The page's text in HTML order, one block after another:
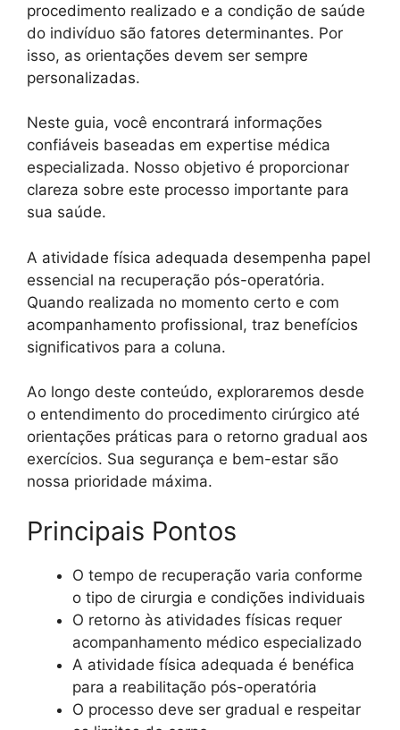
procedimento realizado e a condição de saúde
do indivíduo são fatores determinantes. Por
isso, as orientações devem ser sempre
personalizadas.
Neste guia, você encontrará informações
confiáveis baseadas em expertise médica
especializada. Nosso objetivo é proporcionar
clareza sobre este processo importante para
sua saúde.
A atividade física adequada desempenha papel
essencial na recuperação pós-operatória.
Quando realizada no momento certo e com
acompanhamento profissional, traz benefícios
significativos para a coluna.
Ao longo deste conteúdo, exploraremos desde
o entendimento do procedimento cirúrgico até
orientações práticas para o retorno gradual aos
exercícios. Sua segurança e bem-estar são
nossa prioridade máxima.
Principais Pontos
O tempo de recuperação varia conforme
o tipo de cirurgia e condições individuais
O retorno às atividades físicas requer
acompanhamento médico especializado
A atividade física adequada é benéfica
para a reabilitação pós-operatória
O processo deve ser gradual e respeitar